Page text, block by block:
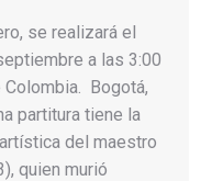
se realizará el
a las 3:00
Colombia. Bogotá,
partitura tiene la
del maestro
quien murió